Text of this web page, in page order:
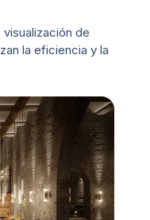
de
la eficiencia y la